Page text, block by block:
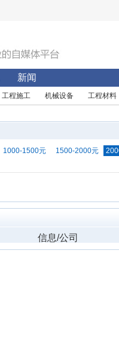
新闻
工程施工 机械设备 工程材料
1000-1500元 1500-2000元
信息/公司